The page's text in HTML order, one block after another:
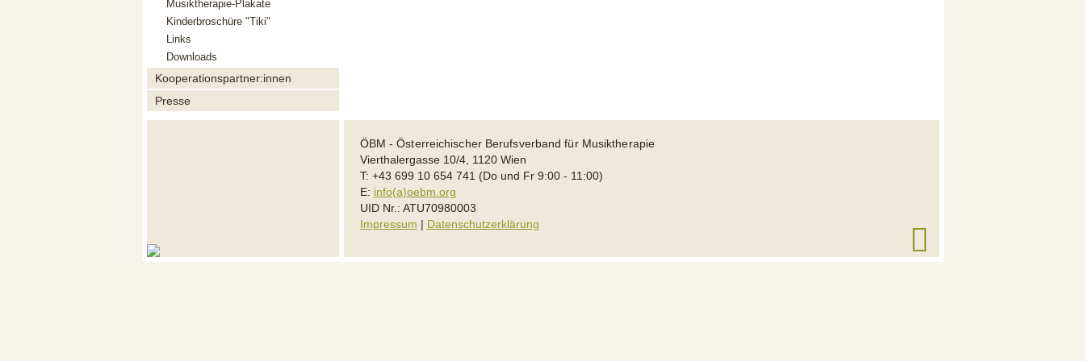
Musiktherapie-Plakate
Kinderbroschüre "Tiki"
Links
Downloads
Kooperationspartner:innen
Presse
ÖBM - Österreichischer Berufsverband für Musiktherapie
Vierthalergasse 10/4, 1120 Wien
T: +43 699 10 654 741 (Do und Fr 9:00 - 11:00)
E: info(a)oebm.org
UID Nr.: ATU70980003
Impressum
Datenschutzerklärung